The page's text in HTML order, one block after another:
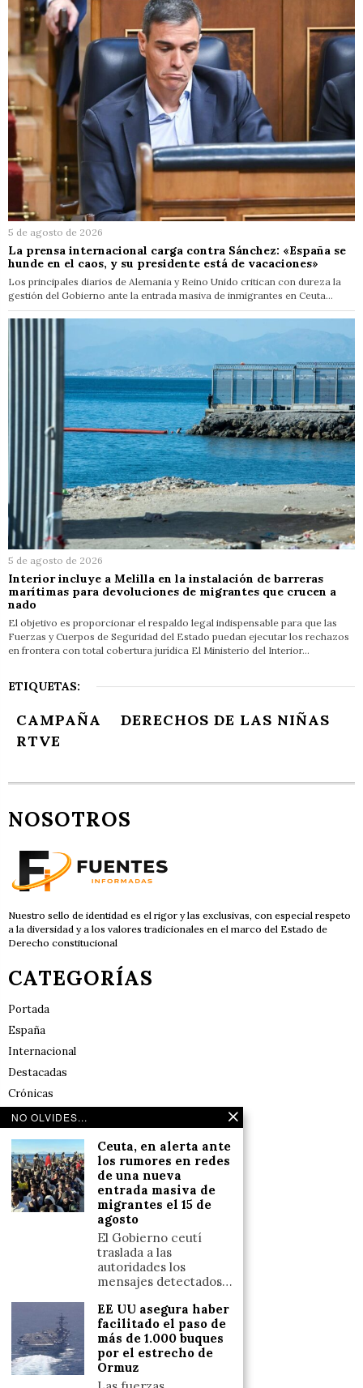
5 de agosto de 2026
La prensa internacional carga contra Sánchez: «España se
hunde en el caos, y su presidente está de vacaciones»
Los principales diarios de Alemania y Reino Unido critican con dureza la
gestión del Gobierno ante la entrada masiva de inmigrantes en Ceuta…
5 de agosto de 2026
Interior incluye a Melilla en la instalación de barreras
marítimas para devoluciones de migrantes que crucen a
nado
El objetivo es proporcionar el respaldo legal indispensable para que las
Fuerzas y Cuerpos de Seguridad del Estado puedan ejecutar los rechazos
en frontera con total cobertura jurídica El Ministerio del Interior…
ETIQUETAS:
CAMPAÑA
DERECHOS DE LAS NIÑAS
RTVE
NOSOTROS
Nuestro sello de identidad es el rigor y las exclusivas, con especial respeto
a la diversidad y a los valores tradicionales en el marco del Estado de
Derecho constitucional
CATEGORÍAS
Portada
España
Internacional
Destacadas
Crónicas
Noticias de deportes en España
Reflexiones
LINKS
Política de cookies (UE)
Términos y condiciones
Llámanos
+34633110958
NO OLVIDES...
Ceuta, en alerta ante
los rumores en redes
de una nueva
entrada masiva de
migrantes el 15 de
agosto
El Gobierno ceutí
traslada a las
autoridades los
mensajes detectados…
EE UU asegura haber
facilitado el paso de
más de 1.000 buques
por el estrecho de
Ormuz